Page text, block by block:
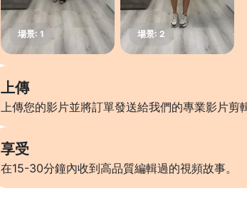
上傳
上傳您的影片並將訂單發送給我們的專業影片剪
享受
在15-30分鐘內收到高品質編輯過的視頻故事。